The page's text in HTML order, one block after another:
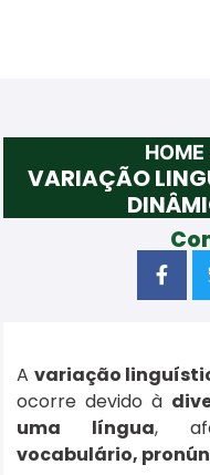
HOME
VARIAÇÃO
A variação
ocorre devido à
uma língua,
vocabulário,